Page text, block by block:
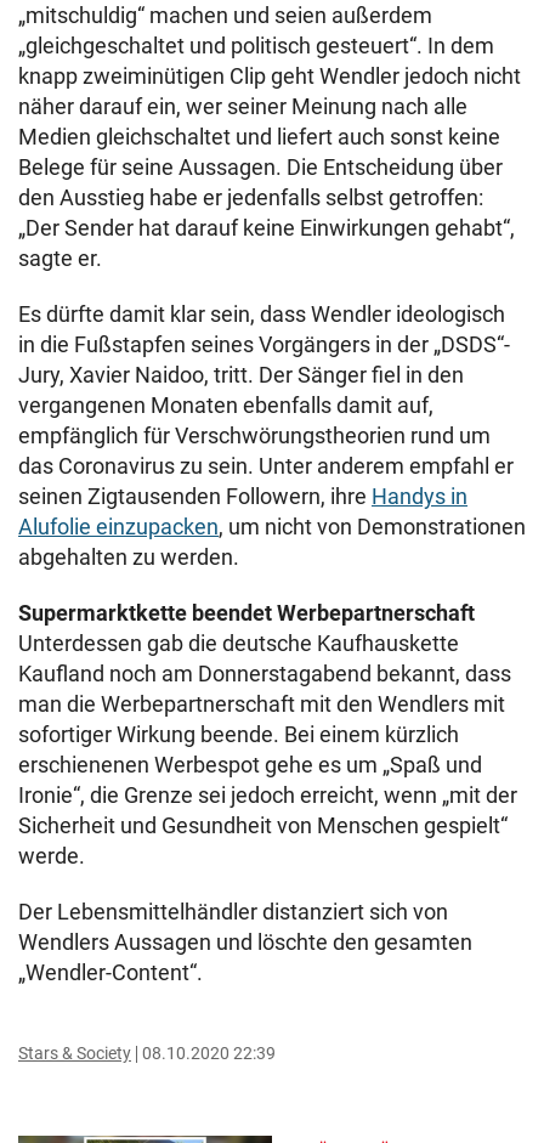
„mitschuldig“ machen und seien außerdem
„gleichgeschaltet und politisch gesteuert“. In dem
knapp zweiminütigen Clip geht Wendler jedoch nicht
näher darauf ein, wer seiner Meinung nach alle
Medien gleichschaltet und liefert auch sonst keine
Belege für seine Aussagen. Die Entscheidung über
den Ausstieg habe er jedenfalls selbst getroffen:
„Der Sender hat darauf keine Einwirkungen gehabt“,
sagte er.
Es dürfte damit klar sein, dass Wendler ideologisch
in die Fußstapfen seines Vorgängers in der „DSDS“-
Jury, Xavier Naidoo, tritt. Der Sänger fiel in den
vergangenen Monaten ebenfalls damit auf,
empfänglich für Verschwörungstheorien rund um
das Coronavirus zu sein. Unter anderem empfahl er
seinen Zigtausenden Followern, ihre Handys in
Alufolie einzupacken, um nicht von Demonstrationen
abgehalten zu werden.
Supermarktkette beendet Werbepartnerschaft
Unterdessen gab die deutsche Kaufhauskette
Kaufland noch am Donnerstagabend bekannt, dass
man die Werbepartnerschaft mit den Wendlers mit
sofortiger Wirkung beende. Bei einem kürzlich
erschienenen Werbespot gehe es um „Spaß und
Ironie“, die Grenze sei jedoch erreicht, wenn „mit der
Sicherheit und Gesundheit von Menschen gespielt“
werde.
Der Lebensmittelhändler distanziert sich von
Wendlers Aussagen und löschte den gesamten
„Wendler-Content“.
Stars & Society 08.10.2020 22:39